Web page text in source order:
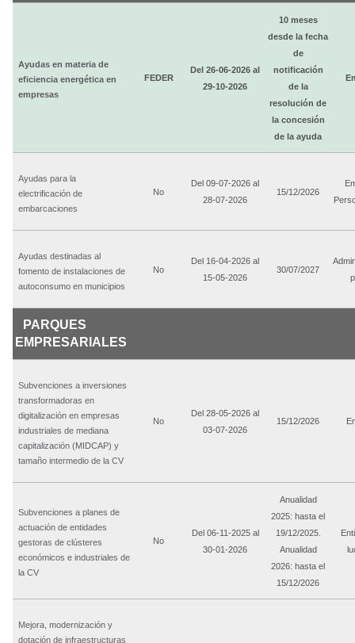
Ayudas en materia de
eficiencia energética en
empresas
FEDER
Del 26-06-2026 al
29-10-2026
10 meses
desde la fecha
de
notificación
de la
resolución de
la concesión
de la ayuda
Ayudas para la
electrificación de
embarcaciones
No
Del 09-07-2026 al
28-07-2026
15/12/2026
Ayudas destinadas al
fomento de instalaciones de
autoconsumo en municipios
No
Del 16-04-2026 al
15-05-2026
30/07/2027
PARQUES
EMPRESARIALES
Subvenciones a inversiones
transformadoras en
digitalización en empresas
industriales de mediana
capitalización (MIDCAP) y
tamaño intermedio de la CV
No
Del 28-05-2026 al
03-07-2026
15/12/2026
Subvenciones a planes de
actuación de entidades
gestoras de clústeres
económicos e industriales de
la CV
No
Del 06-11-2025 al
30-01-2026
Anualidad
2025: hasta el
19/12/2025.
Anualidad
2026: hasta el
15/12/2026
Mejora, modernización y
dotación de infraestructuras